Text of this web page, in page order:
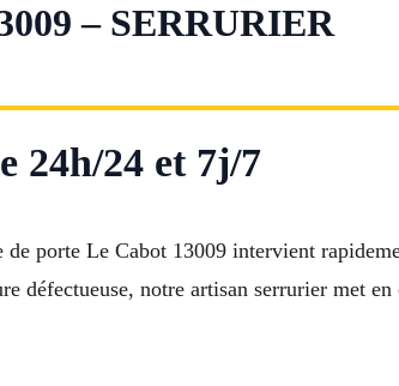
– SERRURIER
24h/24 et 7j/7
de porte Le Cabot 13009 intervient
défectueuse, notre artisan serrurier met